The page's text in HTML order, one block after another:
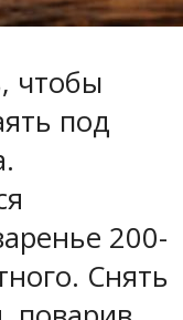
чтобы
под
200-
Снять